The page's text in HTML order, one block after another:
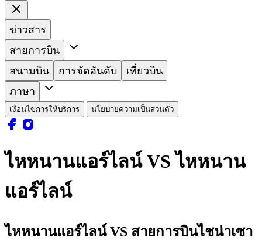
ข่าวสาร
สายการบิน
สนามบิน
การจัดอันดับ
เที่ยวบิน
ภาษา
เงื่อนไขการให้บริการ นโยบายความเป็นส่วนตัว
ไหหนานแอร์ไลน์ VS ไหหนาน
แอร์ไลน์
ไหหนานแอร์ไลน์ VS สายการบินไชน่าเซา